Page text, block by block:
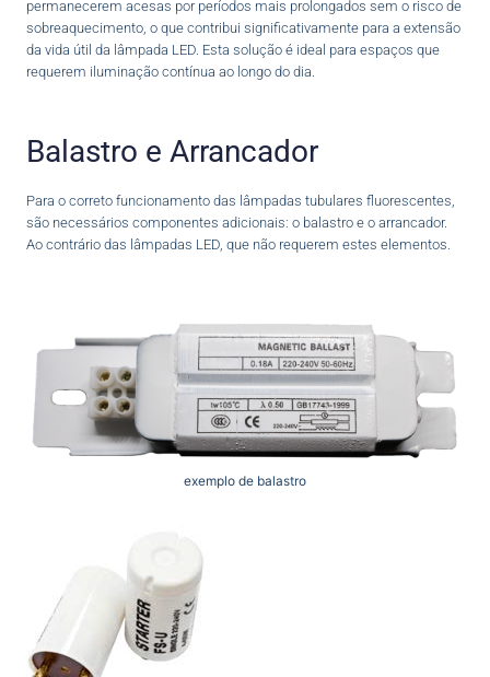
permanecerem acesas por períodos mais prolongados sem o risco de
sobreaquecimento, o que contribui significativamente para a extensão
da vida útil da lâmpada LED. Esta solução é ideal para espaços que
requerem iluminação contínua ao longo do dia.
Balastro e Arrancador
Para o correto funcionamento das lâmpadas tubulares fluorescentes,
são necessários componentes adicionais: o balastro e o arrancador.
Ao contrário das lâmpadas LED, que não requerem estes elementos.
exemplo de balastro